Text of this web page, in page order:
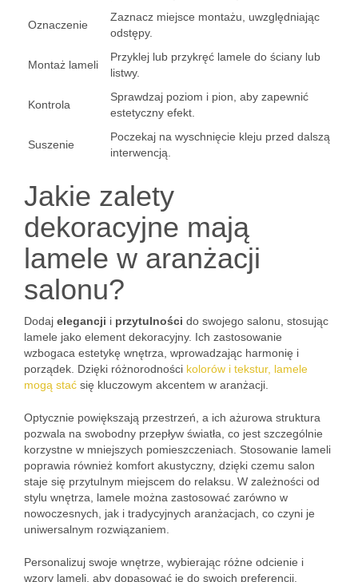
Oznaczenie
Zaznacz miejsce montażu, uwzględniając
odstępy.
Montaż lameli
Przyklej lub przykręć lamele do ściany lub
listwy.
Kontrola
Sprawdzaj poziom i pion, aby zapewnić
estetyczny efekt.
Suszenie
Poczekaj na wyschnięcie kleju przed dalszą
interwencją.
Jakie zalety
dekoracyjne mają
lamele w aranżacji
salonu?
Dodaj elegancji i przytulności do swojego salonu, stosując
lamele jako element dekoracyjny. Ich zastosowanie
wzbogaca estetykę wnętrza, wprowadzając harmonię i
porządek. Dzięki różnorodności kolorów i tekstur, lamele
mogą stać się kluczowym akcentem w aranżacji.
Optycznie powiększają przestrzeń, a ich ażurowa struktura
pozwala na swobodny przepływ światła, co jest szczególnie
korzystne w mniejszych pomieszczeniach. Stosowanie lameli
poprawia również komfort akustyczny, dzięki czemu salon
staje się przytulnym miejscem do relaksu. W zależności od
stylu wnętrza, lamele można zastosować zarówno w
nowoczesnych, jak i tradycyjnych aranżacjach, co czyni je
uniwersalnym rozwiązaniem.
Personalizuj swoje wnętrze, wybierając różne odcienie i
wzory lameli, aby dopasować je do swoich preferencji.